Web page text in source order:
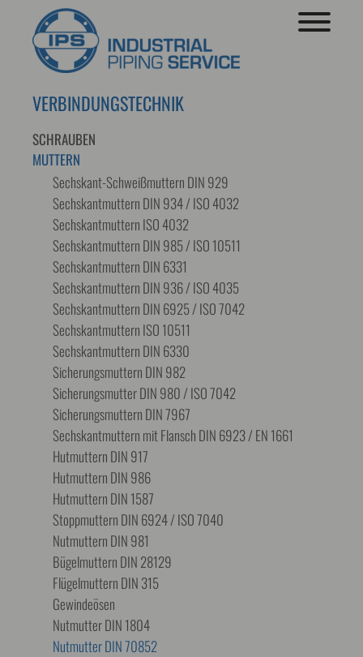
VERBINDUNGSTECHNIK
SCHRAUBEN
MUTTERN
Sechskant-Schweißmuttern DIN 929
Sechskantmuttern DIN 934 / ISO 4032
Sechskantmuttern ISO 4032
Sechskantmuttern DIN 985 / ISO 10511
Sechskantmuttern DIN 6331
Sechskantmuttern DIN 936 / ISO 4035
Sechskantmuttern DIN 6925 / ISO 7042
Sechskantmuttern ISO 10511
Sechskantmuttern DIN 6330
Sicherungsmuttern DIN 982
Sicherungsmutter DIN 980 / ISO 7042
Sicherungsmuttern DIN 7967
Sechskantmuttern mit Flansch DIN 6923 / EN 1661
Hutmuttern DIN 917
Hutmuttern DIN 986
Hutmuttern DIN 1587
Stoppmuttern DIN 6924 / ISO 7040
Nutmuttern DIN 981
Bügelmuttern DIN 28129
Flügelmuttern DIN 315
Gewindeösen
Nutmutter DIN 1804
Nutmutter DIN 70852